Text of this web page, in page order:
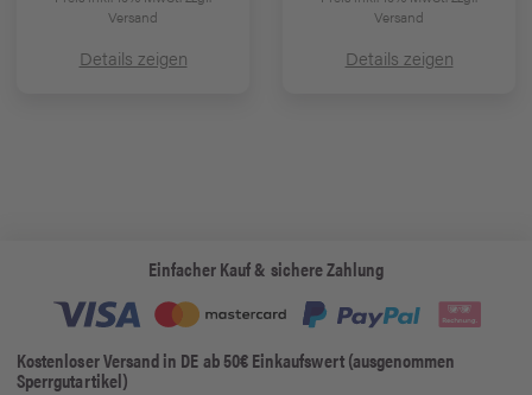
Versand
Details zeigen
Versand
Details zeigen
Einfacher Kauf & sichere Zahlung
Kostenloser Versand in DE ab 50€ Einkaufswert (ausgenommen
Sperrgutartikel)